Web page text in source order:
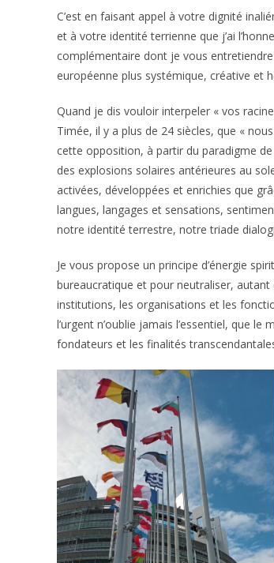
C’est en faisant appel à votre dignité
et à votre identité terrienne que j’ai
complémentaire dont je vous
européenne plus systémique, créative et
Quand je dis vouloir interpeler « vos
Timée, il y a plus de 24 siècles, que «
cette opposition, à partir du paradigme
des explosions solaires antérieures au
activées, développées et enrichies que
langues, langages et sensations,
notre identité terrestre, notre triade
Je vous propose un principe d’énergie
bureaucratique et pour neutraliser, autant
institutions, les organisations et les
l’urgent n’oublie jamais l’essentiel, que
fondateurs et les finalités